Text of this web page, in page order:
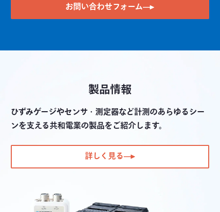
お問い合わせフォーム
製品情報
ひずみゲージやセンサ・測定器など計測のあらゆるシー
ンを支える共和電業の製品をご紹介します。
詳しく見る